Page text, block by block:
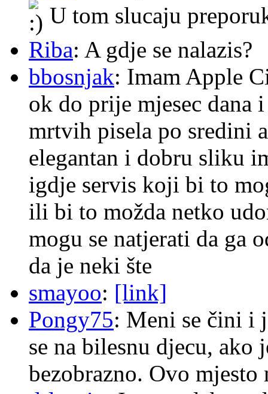
U tom slucaju
Riba: A gdje se nalazis?
bbosnjak: Imam Apple
ok do prije mjesec dana
mrtvih pisela po sredini
elegantan i dobru sliku
igdje servis koji bi to
ili bi to možda netko
mogu se natjerati da ga
da je neki šte
smayoo: [link]
Pongy75: Meni se čini i
se na bilesnu djecu, ako
bezobrazno. Ovo